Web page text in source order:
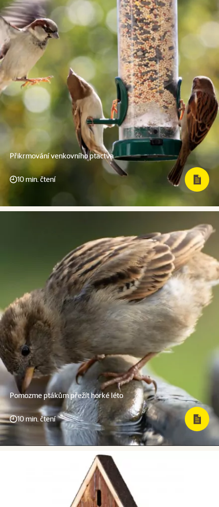
Přikrmování venkovního ptactva
10 min. čtení
Pomozme ptákům přežít horké léto
10 min. čtení